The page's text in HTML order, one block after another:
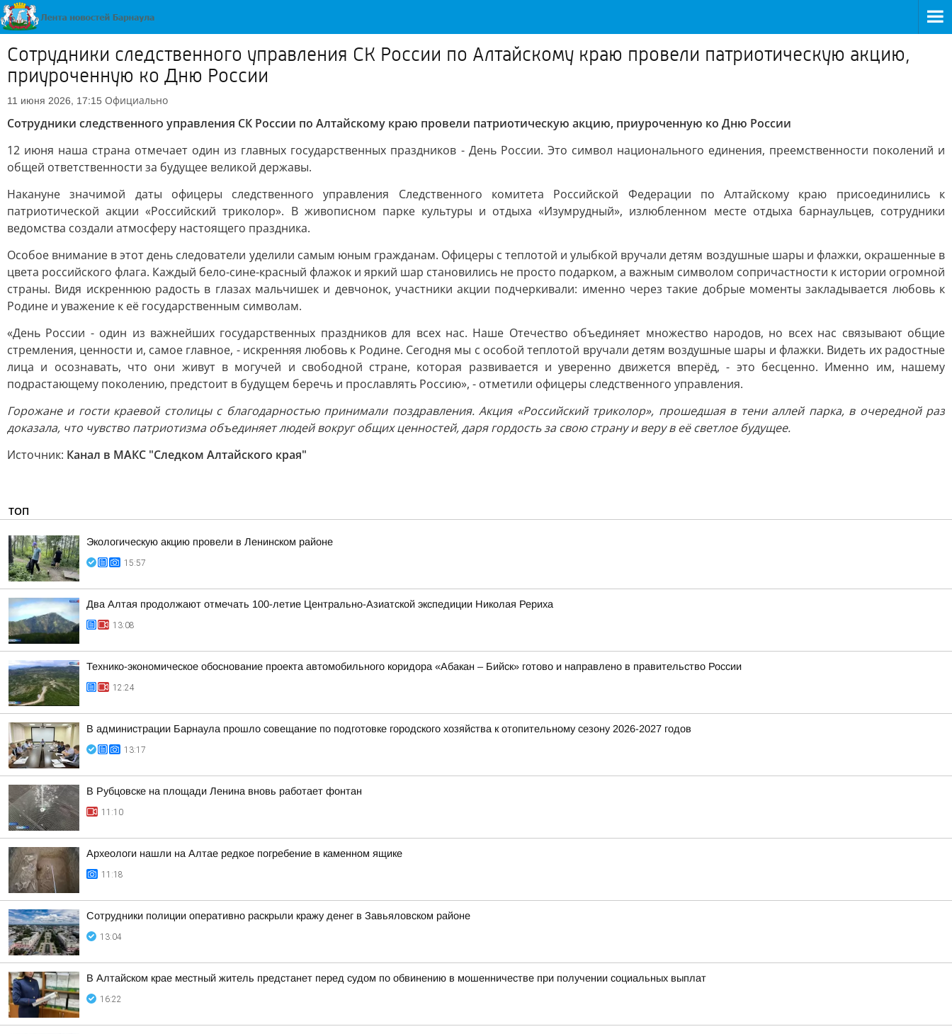
Сотрудники следственного управления СК России по Алтайскому краю провели патриотическую акцию,
приуроченную ко Дню России
11 июня 2026, 17:15 Официально
Сотрудники следственного управления СК России по Алтайскому краю провели патриотическую акцию, приуроченную ко Дню России
12 июня наша страна отмечает один из главных государственных праздников - День России. Это символ национального единения, преемственности поколений и
общей ответственности за будущее великой державы.
Накануне значимой даты офицеры следственного управления Следственного комитета Российской Федерации по Алтайскому краю присоединились к
патриотической акции «Российский триколор». В живописном парке культуры и отдыха «Изумрудный», излюбленном месте отдыха барнаульцев, сотрудники
ведомства создали атмосферу настоящего праздника.
Особое внимание в этот день следователи уделили самым юным гражданам. Офицеры с теплотой и улыбкой вручали детям воздушные шары и флажки, окрашенные в
цвета российского флага. Каждый бело-сине-красный флажок и яркий шар становились не просто подарком, а важным символом сопричастности к истории огромной
страны. Видя искреннюю радость в глазах мальчишек и девчонок, участники акции подчеркивали: именно через такие добрые моменты закладывается любовь к
Родине и уважение к её государственным символам.
«День России - один из важнейших государственных праздников для всех нас. Наше Отечество объединяет множество народов, но всех нас связывают общие
стремления, ценности и, самое главное, - искренняя любовь к Родине. Сегодня мы с особой теплотой вручали детям воздушные шары и флажки. Видеть их радостные
лица и осознавать, что они живут в могучей и свободной стране, которая развивается и уверенно движется вперёд, - это бесценно. Именно им, нашему
подрастающему поколению, предстоит в будущем беречь и прославлять Россию», - отметили офицеры следственного управления.
Горожане и гости краевой столицы с благодарностью принимали поздравления. Акция «Российский триколор», прошедшая в тени аллей парка, в очередной раз
доказала, что чувство патриотизма объединяет людей вокруг общих ценностей, даря гордость за свою страну и веру в её светлое будущее.
Источник: Канал в МАКС "Следком Алтайского края"
ТОП
Экологическую акцию провели в Ленинском районе
15:57
Два Алтая продолжают отмечать 100-летие Центрально-Азиатской экспедиции Николая Рериха
13:08
Технико-экономическое обоснование проекта автомобильного коридора «Абакан – Бийск» готово и направлено в правительство России
12:24
В администрации Барнаула прошло совещание по подготовке городского хозяйства к отопительному сезону 2026-2027 годов
13:17
В Рубцовске на площади Ленина вновь работает фонтан
11:10
Археологи нашли на Алтае редкое погребение в каменном ящике
11:18
Сотрудники полиции оперативно раскрыли кражу денег в Завьяловском районе
13:04
В Алтайском крае местный житель предстанет перед судом по обвинению в мошенничестве при получении социальных выплат
16:22